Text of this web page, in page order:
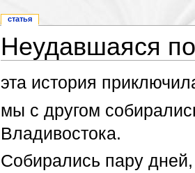
Неудавшаяся
эта история
мы с другом
Владивостока.
Собирались пару
статья